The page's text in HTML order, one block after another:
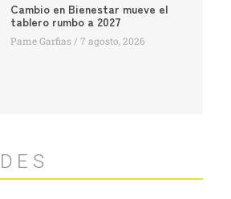
Cambio en Bienestar mueve el
tablero rumbo a 2027
Pame Garfias 7 agosto, 2026